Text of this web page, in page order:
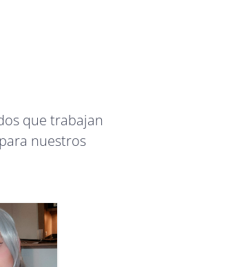
que trabajan
nuestros